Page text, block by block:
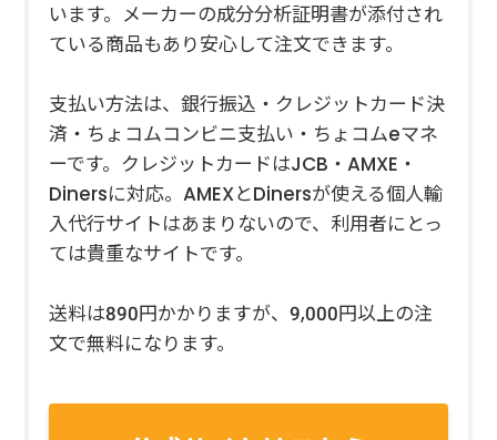
います。メーカーの成分分析証明書が添付され
ている商品もあり安心して注文できます。
支払い方法は、銀行振込・クレジットカード決
済・ちょコムコンビニ支払い・ちょコムeマネ
ーです。クレジットカードはJCB・AMXE・
Dinersに対応。AMEXとDinersが使える個人輸
入代行サイトはあまりないので、利用者にとっ
ては貴重なサイトです。
送料は890円かかりますが、9,000円以上の注
文で無料になります。